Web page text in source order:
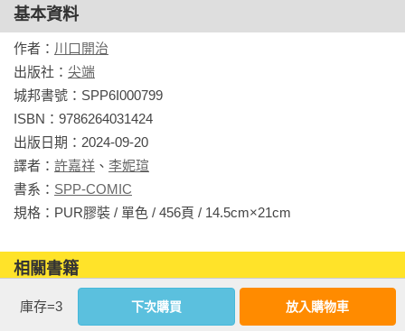
基本資料
作者： 川口開治
出版社： 尖端
城邦書號：SPP6I000799
ISBN：9786264031424
出版日期：2024-09-20
譯者： 許嘉祥 、 李妮瑄
書系： SPP-COMIC
規格：PUR膠裝 / 單色 / 456頁 / 14.5cm×21cm
相關書籍
同作者 同分類 同出版社
庫存=3 下次購買 放入購物車